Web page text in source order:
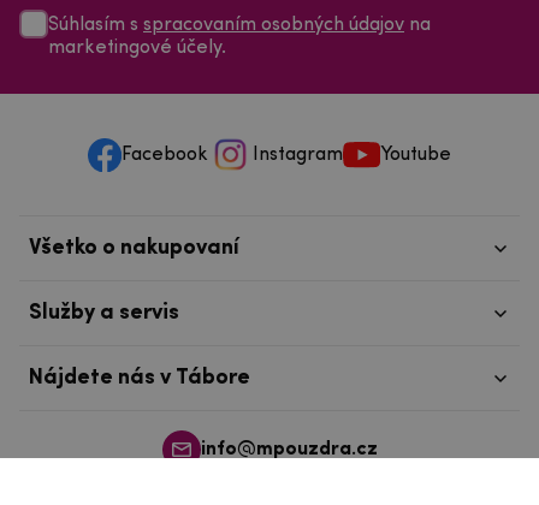
Súhlasím s spracovaním osobných údajov na
marketingové účely.
Facebook Instagram Youtube
info@mpouzdra.cz
Všetko o nakupovaní
Služby a servis
Nájdete nás v Tábore